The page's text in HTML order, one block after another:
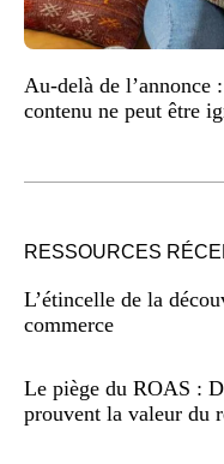
Au-delà de l’annonce
contenu ne peut être
RESSOURCES
L’étincelle de la
commerce
Le piège du ROAS :
prouvent la valeur du